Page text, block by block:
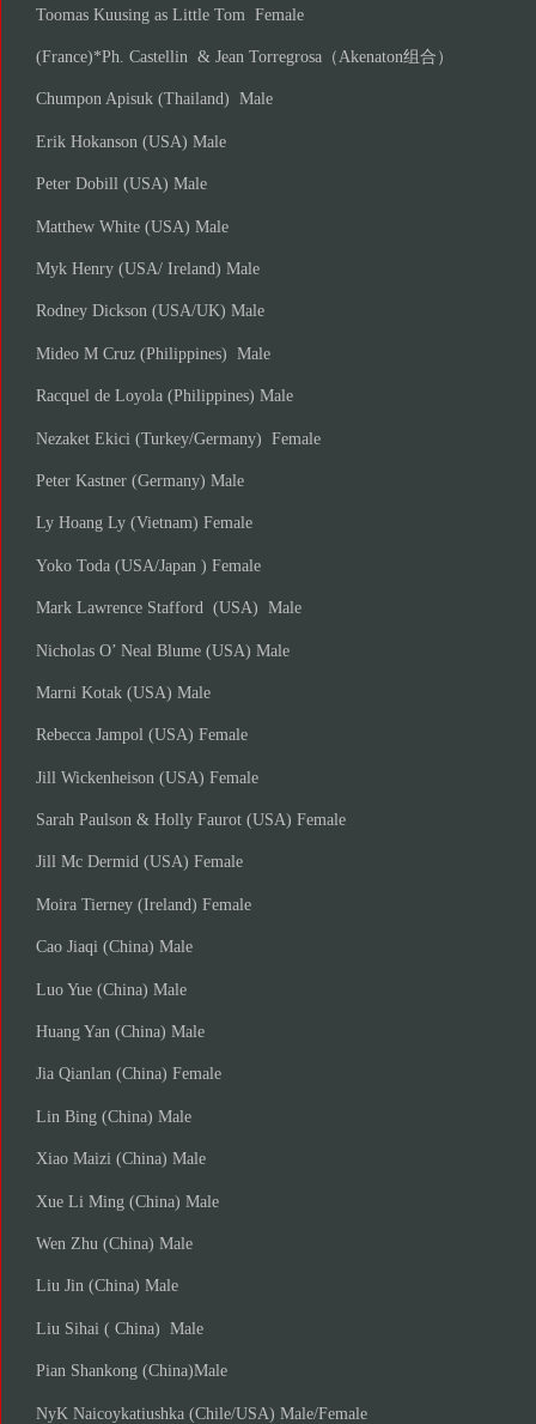
Toomas Kuusing as Little Tom Female
(France)*Ph. Castellin & Jean Torregrosa（Akenaton组合）
Chumpon Apisuk (Thailand) Male
Erik Hokanson (USA) Male
Peter Dobill (USA) Male
Matthew White (USA) Male
Myk Henry (USA/ Ireland) Male
Rodney Dickson (USA/UK) Male
Mideo M Cruz (Philippines) Male
Racquel de Loyola (Philippines) Male
Nezaket Ekici (Turkey/Germany) Female
Peter Kastner (Germany) Male
Ly Hoang Ly (Vietnam) Female
Yoko Toda (USA/Japan ) Female
Mark Lawrence Stafford (USA) Male
Nicholas O’ Neal Blume (USA) Male
Marni Kotak (USA) Male
Rebecca Jampol (USA) Female
Jill Wickenheison (USA) Female
Sarah Paulson & Holly Faurot (USA) Female
Jill Mc Dermid (USA) Female
Moira Tierney (Ireland) Female
Cao Jiaqi (China) Male
Luo Yue (China) Male
Huang Yan (China) Male
Jia Qianlan (China) Female
Lin Bing (China) Male
Xiao Maizi (China) Male
Xue Li Ming (China) Male
Wen Zhu (China) Male
Liu Jin (China) Male
Liu Sihai ( China) Male
Pian Shankong (China)Male
NyK Naicoykatiushka (Chile/USA) Male/Female